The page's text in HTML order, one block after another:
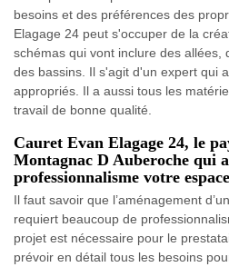
besoins et des préférences des
Elagage 24 peut s'occuper de la
schémas qui vont inclure des allées,
des bassins. Il s'agit d'un expert qui
appropriés. Il a aussi tous les
travail de bonne qualité.
Cauret Evan Elagage 24, le
Montagnac D Auberoche qui
professionnalisme votre
Il faut savoir que l’aménagement
requiert beaucoup de
projet est nécessaire pour le
prévoir en détail tous les besoins